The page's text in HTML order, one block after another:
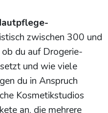
zwischen 300 und
du auf Drogerie-
und wie viele
du in Anspruch
Kosmetikstudios
an, die mehrere